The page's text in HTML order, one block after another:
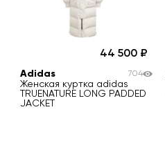
44 500
Adidas
Женская куртка adidas
TRUENATURE LONG PADDED
JACKET
704